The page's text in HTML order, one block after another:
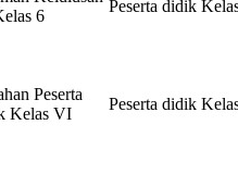
6
Peserta didik
Peserta
Kelas VI
Peserta didik